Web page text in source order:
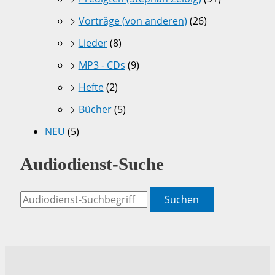
Vorträge (von anderen) (26)
Lieder(8)
MP3 - CDs (9)
Hefte(2)
Bücher(5)
NEU (5)
Audiodienst-Suche
Suchen